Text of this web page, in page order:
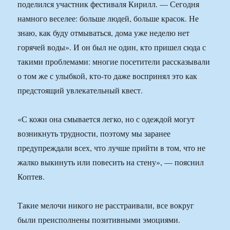
поделился участник фестиваля Кирилл. — Сегодня
намного веселее: больше людей, больше красок. Не
знаю, как буду отмываться, дома уже неделю нет
горячей воды». И он был не один, кто пришел сюда с
такими проблемами: многие посетители рассказывали
о том же с улыбкой, кто-то даже воспринял это как
предстоящий увлекательный квест.
«С кожи она смывается легко, но с одеждой могут
возникнуть трудности, поэтому мы заранее
предупреждали всех, что лучше прийти в том, что не
жалко выкинуть или повесить на стену», — пояснил
Коптев.
Такие мелочи никого не расстраивали, все вокруг
были преисполнены позитивными эмоциями.